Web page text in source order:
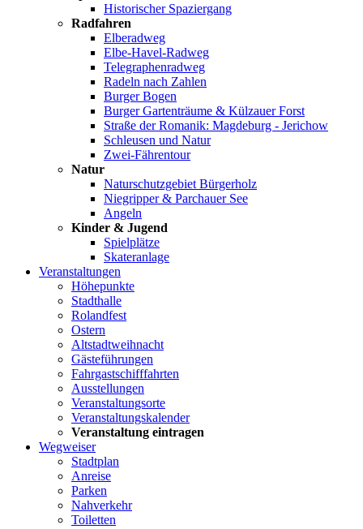
Historischer Spaziergang
Radfahren
Elberadweg
Elbe-Havel-Radweg
Telegraphenradweg
Radeln nach Zahlen
Burger Bogen
Burger Gartenträume & Külzauer Forst
Straße der Romanik: Magdeburg - Jerichow
Schleusen und Natur
Zwei-Fährentour
Natur
Naturschutzgebiet Bürgerholz
Niegripper & Parchauer See
Angeln
Kinder & Jugend
Spielplätze
Skateranlage
Veranstaltungen
Höhepunkte
Stadthalle
Rolandfest
Ostern
Altstadtweihnacht
Gästeführungen
Fahrgastschifffahrten
Ausstellungen
Veranstaltungsorte
Veranstaltungskalender
Veranstaltung eintragen
Wegweiser
Stadtplan
Anreise
Parken
Nahverkehr
Toiletten